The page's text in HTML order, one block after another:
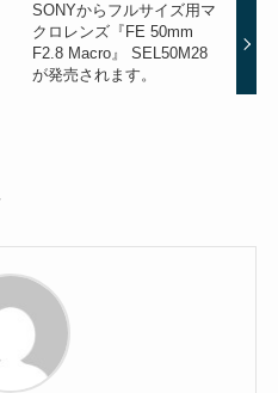
SONYからフルサイズ用マ
クロレンズ『FE 50mm
F2.8 Macro』 SEL50M28
が発売されます。